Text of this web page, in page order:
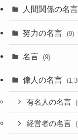
人間関係の名言
努力の名言 (9)
名言 (9)
偉人の名言
有名人の名言
経営者の名言